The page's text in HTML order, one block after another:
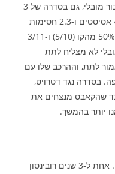
למשחק אלה נתונים לא מספיק טובים עבור מובלי, גם בסדרה של 3
משחקים בלבד עד כה. יש למובלי גם 4.3 אסיסטים ו-2.3 חסימות
למשחק, אבל האחוזים שלו בירידה, כולל 50% מהקו (5/10) ו-3/11
מובלי לא מצליח לתת
לתת, וההרכב שלו עם
בסדרה נגד דטרויט,
שהקאבס מנצחים את
יותר בהמשך.
. אחת ל-3 שנים רובינסון